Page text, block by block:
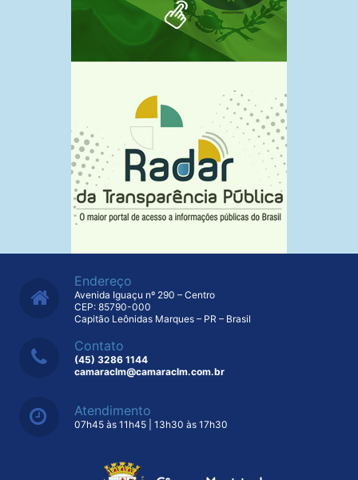
Endereço
Avenida Iguaçu nº 290 – Centro
CEP: 85790-000
Capitão Leônidas Marques – PR – Brasil
Contato
(45) 3286 1144
camaraclm@camaraclm.com.br
Atendimento
07h45 às 11h45 | 13h30 às 17h30